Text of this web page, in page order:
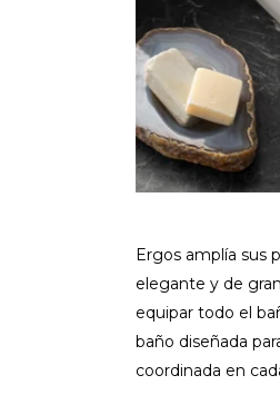
Ergos amplía sus
elegante y de
equipar todo el
baño diseñada
coordinada en